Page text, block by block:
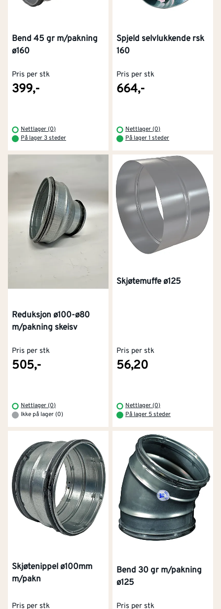
Bend 45 gr m/pakning
ø160
Pris per stk
399,-
Nettlager (0)
På lager 3 steder
Spjeld selvlukkende rsk
160
Pris per stk
664,-
Nettlager (0)
På lager 1 steder
Reduksjon ø100-ø80
m/pakning skeisv
Pris per stk
505,-
Nettlager (0)
Ikke på lager (0)
Skjøtemuffe ø125
Pris per stk
56,20
Nettlager (0)
På lager 5 steder
Skjøtenippel ø100mm
m/pakn
Pris per stk
Bend 30 gr m/pakning
ø125
Pris per stk